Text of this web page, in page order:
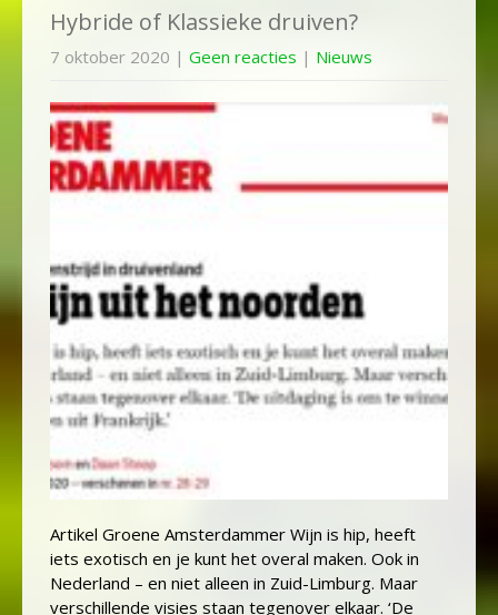
Hybride of Klassieke druiven?
7 oktober 2020 | Geen reacties | Nieuws
Artikel Groene Amsterdammer Wijn is hip, heeft
iets exotisch en je kunt het overal maken. Ook in
Nederland – en niet alleen in Zuid-Limburg. Maar
verschillende visies staan tegenover elkaar. ‘De